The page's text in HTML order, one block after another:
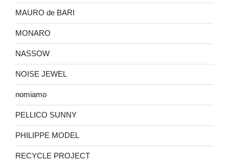
MAURO de BARI
MONARO
NASSOW
NOISE JEWEL
nomiamo
PELLICO SUNNY
PHILIPPE MODEL
RECYCLE PROJECT